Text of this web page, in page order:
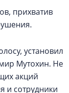
прихватив
установил
Мутохин. Не
акций
и сотрудники